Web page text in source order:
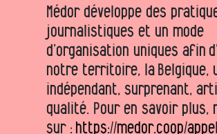
Médor développe des
journalistiques et un mode
d’organisation uniques afin
notre territoire, la Belgique,
indépendant, surprenant,
qualité. Pour en savoir plus,
sur : https://medor.coop/appel